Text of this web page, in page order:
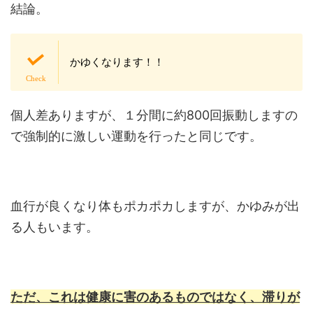
結論。
かゆくなります！！
個人差ありますが、１分間に約800回振動しますの
で強制的に激しい運動を行ったと同じです。
血行が良くなり体もポカポカしますが、かゆみが出
る人もいます。
ただ、これは健康に害のあるものではなく、滞りが